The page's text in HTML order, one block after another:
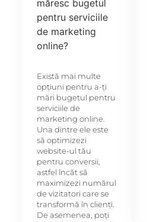
măresc bugetul
pentru serviciile
de marketing
online?
Există mai multe
opțiuni pentru a-ți
mări bugetul pentru
serviciile de
marketing online.
Una dintre ele este
să optimizezi
website-ul tău
pentru conversii,
astfel încât să
maximizezi numărul
de vizitatori care se
transformă în clienți.
De asemenea, poți